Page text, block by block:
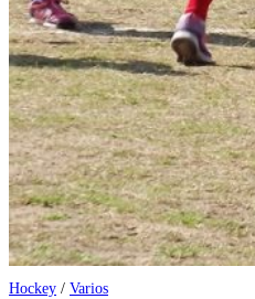
Hockey / Varios